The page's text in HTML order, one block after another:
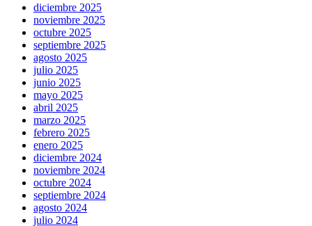
diciembre 2025
noviembre 2025
octubre 2025
septiembre 2025
agosto 2025
julio 2025
junio 2025
mayo 2025
abril 2025
marzo 2025
febrero 2025
enero 2025
diciembre 2024
noviembre 2024
octubre 2024
septiembre 2024
agosto 2024
julio 2024